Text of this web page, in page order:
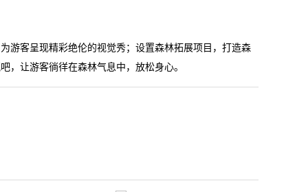
游客呈现精彩绝伦的视觉秀；设置森林拓展项目，打造森
，让游客徜徉在森林气息中，放松身心。